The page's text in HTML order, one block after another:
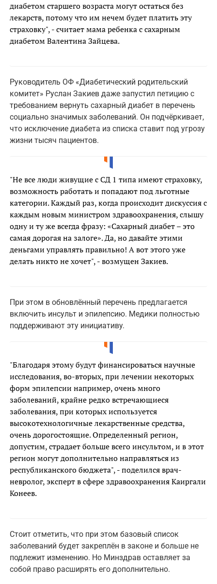
диабетом старшего возраста могут остаться без
лекарств, потому что им нечем будет платить эту
страховку", - считает мама ребенка с сахарным
диабетом Валентина Зайцева.
Руководитель ОФ «Диабетический родительский
комитет» Руслан Закиев даже запустил петицию с
требованием вернуть сахарный диабет в перечень
социально значимых заболеваний. Он подчёркивает,
что исключение диабета из списка ставит под угрозу
жизни тысяч пациентов.
"Не все люди живущие с СД 1 типа имеют страховку,
возможность работать и попадают под льготные
категории. Каждый раз, когда происходит дискуссия с
каждым новым министром здравоохранения, слышу
одну и ту же всегда фразу: «Сахарный диабет – это
самая дорогая на залоге». Да, но давайте этими
деньгами управлять правильно! А вот этого уже
делать никто не хочет", - возмущен Закиев.
При этом в обновлённый перечень предлагается
включить инсульт и эпилепсию. Медики полностью
поддерживают эту инициативу.
"Благодаря этому будут финансироваться научные
исследования, во-вторых, при лечении некоторых
форм эпилепсии например, очень много
заболеваний, крайне редко встречающиеся
заболевания, при которых используется
высокотехнологичные лекарственные средства,
очень дорогостоящие. Определенный регион,
допустим, страдает больше всего инсультом, и в этот
регион могут дополнительно направляться из
республиканского бюджета", - поделился врач-
невролог, эксперт в сфере здравоохранения Каиргали
Конеев.
Стоит отметить, что при этом базовый список
заболеваний будет закреплён в законе и больше не
подлежит изменению. Но Минздрав оставляет за
собой право расширять его дополнительно.